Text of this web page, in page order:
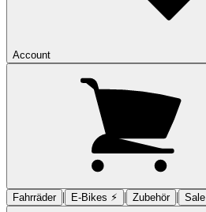
Account
Fahrräder | E-Bikes ⚡︎ | Zubehör | Sale